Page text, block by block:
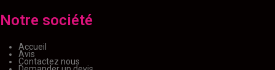
Notre société
Accueil
Avis
Contactez nous